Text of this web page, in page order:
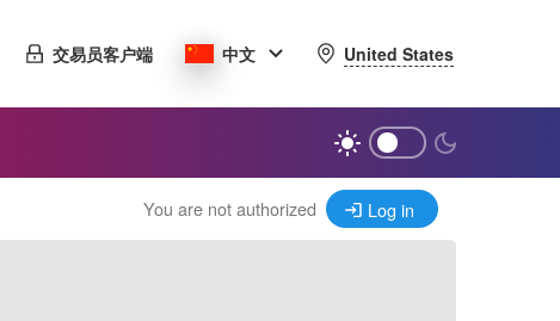
交易员客户端 中文 United States
You are not authorized Log in